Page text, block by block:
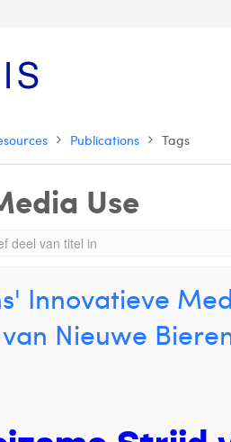
Publications Tags
Use
Innovatieve
Nieuwe